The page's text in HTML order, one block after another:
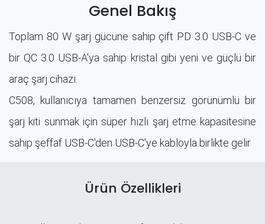
Genel Bakış
Toplam 80 W şarj gücüne sahip çift PD 3.0 USB-C ve
bir QC 3.0 USB-A'ya sahip kristal gibi yeni ve güçlü bir
araç şarj cihazı.
C508, kullanıcıya tamamen benzersiz görünümlü bir
şarj kiti sunmak için süper hızlı şarj etme kapasitesine
sahip şeffaf USB-C'den USB-C'ye kabloyla birlikte gelir
Ürün Özellikleri